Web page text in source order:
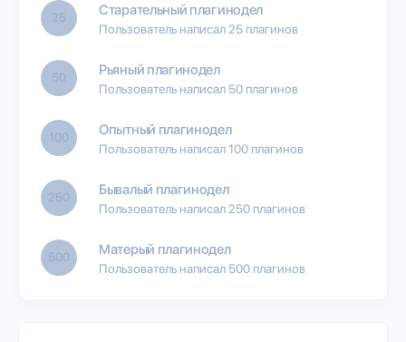
25 Старательный плагинодел
Пользователь написал 25 плагинов
50 Рьяный плагинодел
Пользователь написал 50 плагинов
100 Опытный плагинодел
Пользователь написал 100 плагинов
250 Бывалый плагинодел
Пользователь написал 250 плагинов
500 Матерый плагинодел
Пользователь написал 500 плагинов